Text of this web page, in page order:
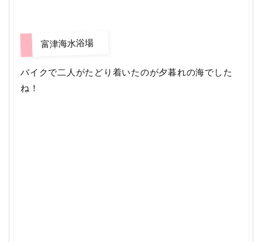
富津海水浴場
バイクで二人がたどり着いたのが夕暮れの海でした
ね！